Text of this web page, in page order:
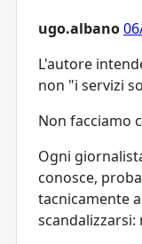
ugo.albano
L'autore
non "i servizi
Non facciamo
Ogni
conosce,
tacnicamente